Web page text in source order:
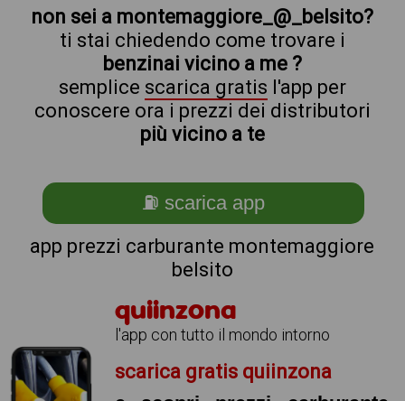
non sei a montemaggiore_@_belsito?
ti stai chiedendo come trovare i
benzinai vicino a me ?
semplice scarica gratis l'app per
conoscere ora i prezzi dei distributori
più vicino a te
⛽ scarica app
app prezzi carburante montemaggiore
belsito
quiinzona
l'app con tutto il mondo intorno
scarica gratis quiinzona